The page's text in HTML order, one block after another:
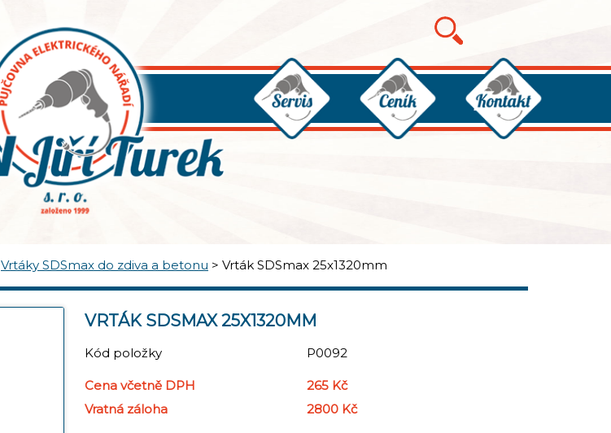
Vrtáky SDSmax do zdiva a betonu > Vrták SDSmax 25x1320mm
VRTÁK SDSMAX 25X1320MM
Kód položky P0092
Cena včetně DPH
265 Kč
Vratná záloha
2800 Kč